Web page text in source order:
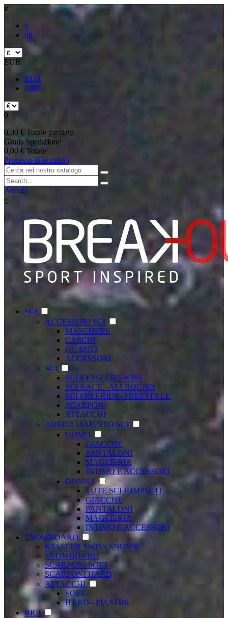
it
it
gb
EUR
EUR
GBP
0
0,00 € Totale parziale
Gratis Spedizione
0,00 € Totale
Processo di acquisto
Accedi

SCI
ACCESSORI SCI
MASCHERE
CASCHI
GUANTI
ACCESSORI
SCI
SCI KESSLER SWISS
SCI RACE - ALLROUND
SCI FREERIDE- FREESTYLE
SCARPONI
ATTACCHI
ABBIGLIAMENTO SCI
UOMO
GIACCHE
PANTALONI
MAGLIERIA
INTIMO E ACCESSORI
DONNA
TUTE SCI JUMPSUIT
GIACCHE
PANTALONI
MAGLIERIA
INTIMO E ACCESSORI
SNOWBOARD
KESSLER SWISS SNOWB
SNOWBOARD
SCARPONI SOFT
SCARPONI HARD
ATTACCHI
SOFT
HARD - PIASTRE
BICI